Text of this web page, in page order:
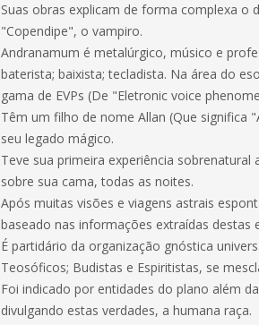
Suas obras explicam de forma complexa o
"Copendipe", o vampiro.
Andranamum é metalúrgico, músico e
baterista; baixista; tecladista. Na área do
gama de EVPs (De "Eletronic voice
Têm um filho de nome Allan (Que significa
seu legado mágico.
Teve sua primeira experiência
sobre sua cama, todas as noites.
Após muitas visões e viagens astrais
baseado nas informações extraídas destas
É partidário da organização gnóstica
Teosóficos; Budistas e Espiritistas, se
Foi indicado por entidades do plano além
divulgando estas verdades, a humana raça.